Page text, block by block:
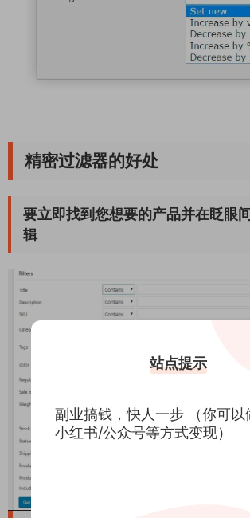
精密过滤器的好处
要立即找到您想要的产品并在眨眼
辑
站点提示
副业搞钱，快人一步 （你可以
小红书/公众号等方式变现）